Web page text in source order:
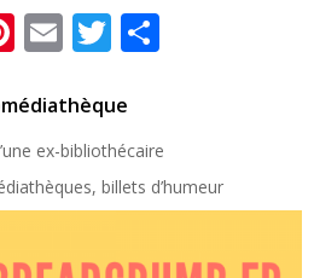
Pinterest
EmailTwitter
ex-bibliothécaire
billets d’humeur